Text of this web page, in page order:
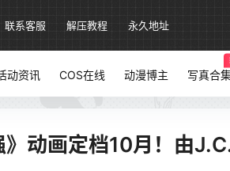
联系客服 解压教程 永久地址
动资讯 COS在线 动漫博主 写真合
》动画定档10月！由